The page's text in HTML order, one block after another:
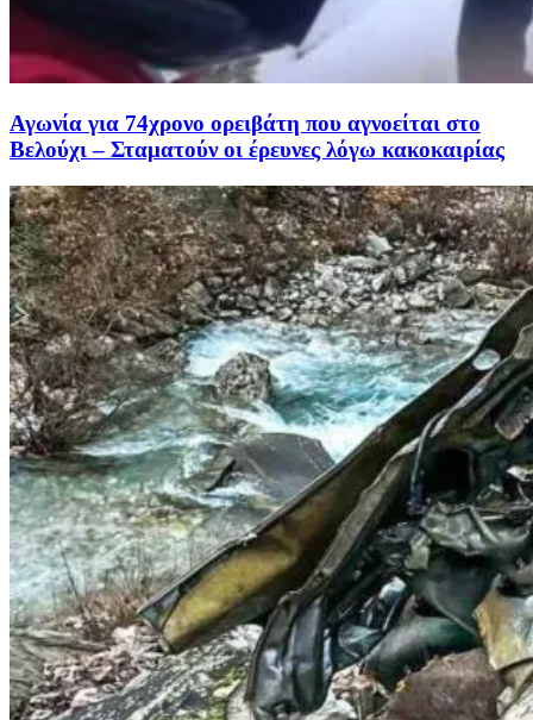
Αγωνία για 74χρονο ορειβάτη που αγνοείται στο
Βελούχι – Σταματούν οι έρευνες λόγω κακοκαιρίας